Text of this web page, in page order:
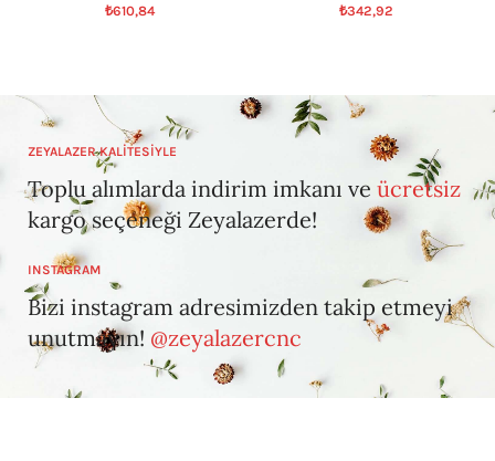
₺610,84
₺342,92
ZEYALAZER KALİTESİYLE
Toplu alımlarda indirim imkanı veücretsiz
kargo seçeneği Zeyalazerde!
INSTAGRAM
Bizi instagram adresimizden takip etmeyi
unutmayın! @zeyalazercnc